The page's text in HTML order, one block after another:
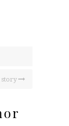
story